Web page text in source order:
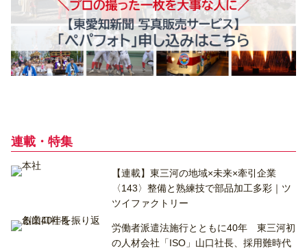
連載・特集
【連載】東三河の地域×未来×牽引企業
〈143〉整備と熟練技で部品加工多彩｜ツ
ツイファクトリー
労働者派遣法施行とともに40年 東三河初
の人材会社「ISO」山口社長、採用難時代